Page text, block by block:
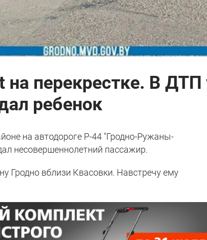
на перекрестке. В ДТП
ребенок
на автодороге Р-44 "Гродно-Ружаны-
несовершеннолетний пассажир.
Гродно вблизи Квасовки. Навстречу ему